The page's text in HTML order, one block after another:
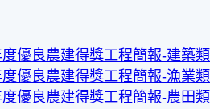
優良農建得獎工程簡報-建築類
優良農建得獎工程簡報-漁業類
優良農建得獎工程簡報-農田類